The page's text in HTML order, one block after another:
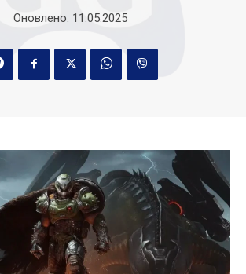
Оновлено: 11.05.2025